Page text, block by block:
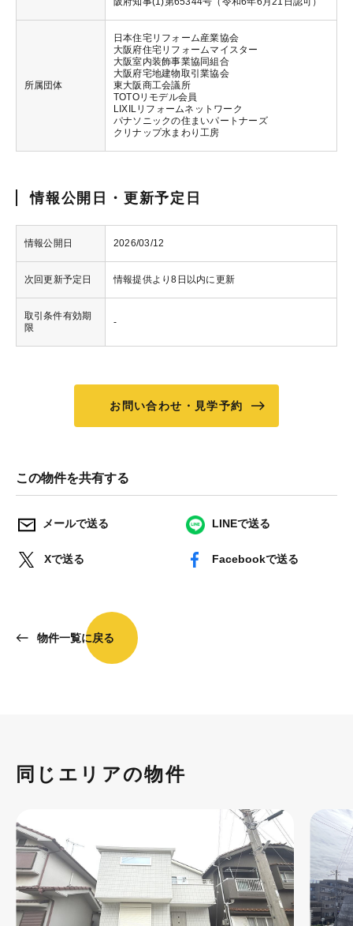
所属団体
日本住宅リフォーム産業協会
大阪府住宅リフォームマイスター
大阪室内装飾事業協同組合
大阪府宅地建物取引業協会
東大阪商工会議所
TOTOリモデル会員
LIXILリフォームネットワーク
パナソニックの住まいパートナーズ
クリナップ水まわり工房
情報公開日・更新予定日
情報公開日 2026/03/12
次回更新予定日 情報提供より8日以内に更新
取引条件有効期
限
-
お問い合わせ・見学予約
この物件を共有する
メールで送る LINEで送る
Xで送る Facebookで送る
物件一覧に戻る
同じエリアの物件